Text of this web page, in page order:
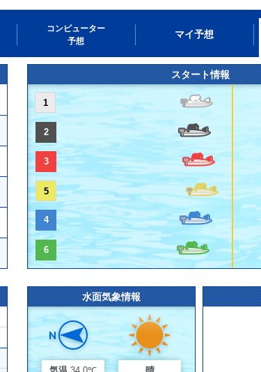
コンピューター
予想
マイ予想
スタート情報
1
2
3
5
4
6
水面気象情報